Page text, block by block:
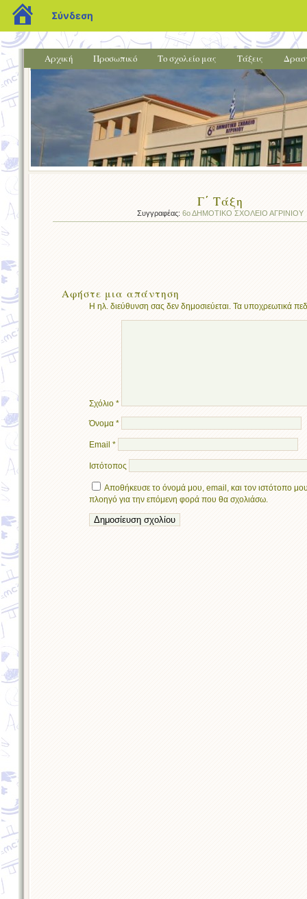
blogs.sch.gr
Σύνδεση
Αρχική Προσωπικό Το σχολείο μας Τάξεις
Γ΄ Τάξη
Συγγραφέας: 6ο ΔΗΜΟΤΙΚΟ ΣΧΟΛΕΙΟ ΑΓΡΙΝΙΟΥ
Αφήστε μια απάντηση
Η ηλ. διεύθυνση σας δεν δημοσιεύεται. Τα υποχρεωτικά
Σχόλιο *
Όνομα *
Email *
Ιστότοπος
Αποθήκευσε το όνομά μου, email, και τον ιστότοπο
πλοηγό για την επόμενη φορά που θα σχολιάσω.